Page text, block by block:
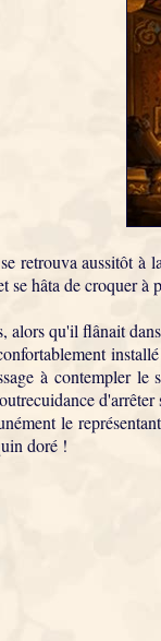
retrouva aussitôt à
se hâta de croquer
alors qu'il flânait
à contempler le
le
doré !